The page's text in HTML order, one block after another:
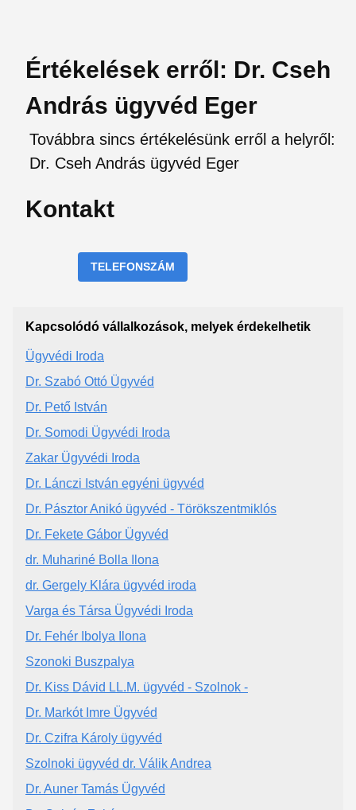
Értékelések erről: Dr. Cseh
András ügyvéd Eger
Továbbra sincs értékelésünk erről a helyről:
Dr. Cseh András ügyvéd Eger
Kontakt
TELEFONSZÁM
Kapcsolódó vállalkozások, melyek érdekelhetik
Ügyvédi Iroda
Dr. Szabó Ottó Ügyvéd
Dr. Pető István
Dr. Somodi Ügyvédi Iroda
Zakar Ügyvédi Iroda
Dr. Lánczi István egyéni ügyvéd
Dr. Pásztor Anikó ügyvéd - Törökszentmiklós
Dr. Fekete Gábor Ügyvéd
dr. Muhariné Bolla Ilona
dr. Gergely Klára ügyvéd iroda
Varga és Társa Ügyvédi Iroda
Dr. Fehér Ibolya Ilona
Szonoki Buszpalya
Dr. Kiss Dávid LL.M. ügyvéd - Szolnok -
Dr. Markót Imre Ügyvéd
Dr. Czifra Károly ügyvéd
Szolnoki ügyvéd dr. Válik Andrea
Dr. Auner Tamás Ügyvéd